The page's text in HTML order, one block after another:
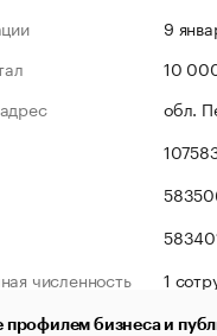
9
10
обл.
численность
1
профилем бизнеса и